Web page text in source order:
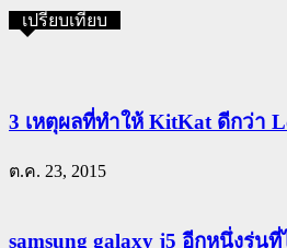
เปรียบเทียบ
3 เหตุผลที่ทำให้ KitKat ดีกว่า
ต.ค. 23, 2015
samsung galaxy j5 อีกหนึ่งรุ่น